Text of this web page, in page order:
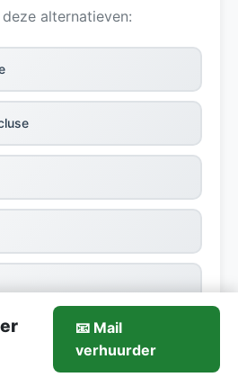
alternatieven:
Mail verhuurder
📧 Mail
verhuurder